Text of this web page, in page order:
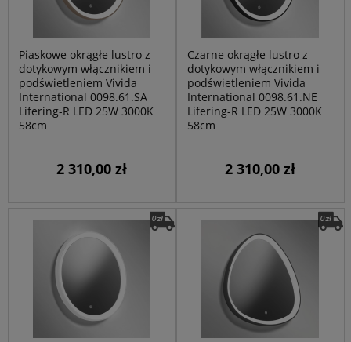
Piaskowe okrągłe lustro z
dotykowym włącznikiem i
podświetleniem Vivida
International 0098.61.SA
Lifering-R LED 25W 3000K
58cm
2 310,00 zł
Czarne okrągłe lustro z
dotykowym włącznikiem i
podświetleniem Vivida
International 0098.61.NE
Lifering-R LED 25W 3000K
58cm
2 310,00 zł